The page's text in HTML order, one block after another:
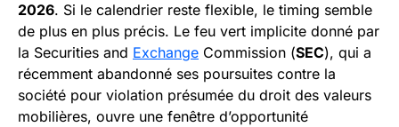
2026. Si le calendrier reste flexible, le timing semble
de plus en plus précis. Le feu vert implicite donné par
la Securities and Exchange Commission (SEC), qui a
récemment abandonné ses poursuites contre la
société pour violation présumée du droit des valeurs
mobilières, ouvre une fenêtre d’opportunité